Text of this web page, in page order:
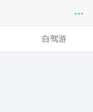
自驾游